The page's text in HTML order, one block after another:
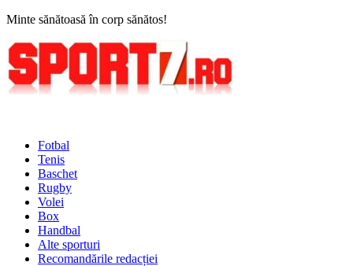
Minte sănătoasă în corp sănătos!
Fotbal
Tenis
Baschet
Rugby
Volei
Box
Handbal
Alte sporturi
Recomandările redacției